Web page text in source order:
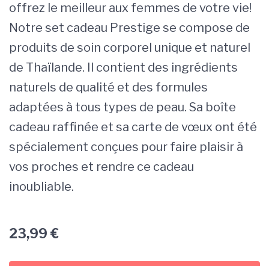
offrez le meilleur aux femmes de votre vie!
Notre set cadeau Prestige se compose de
produits de soin corporel unique et naturel
de Thaïlande. Il contient des ingrédients
naturels de qualité et des formules
adaptées à tous types de peau. Sa boîte
cadeau raffinée et sa carte de vœux ont été
spécialement conçues pour faire plaisir à
vos proches et rendre ce cadeau
inoubliable.
23,99 €